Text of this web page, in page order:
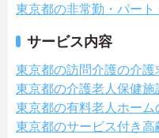
東京都の非常勤・パート
サービス内容
東京都の訪問介護の介護
東京都の介護老人保健施
東京都の有料老人ホーム
東京都のサービス付き